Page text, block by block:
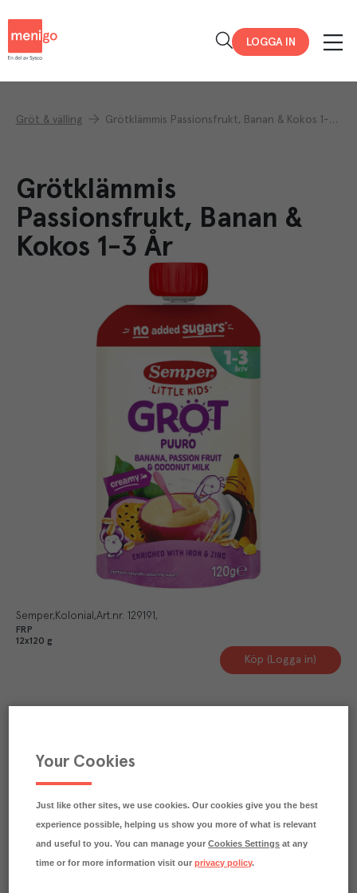
LOGGA IN
Gröt & välling Grötklämmis Passionsfrukt, Banan & Kokos 1-3 År
Grötklämmis
Passionsfrukt, Banan &
Kokos 1-3 År
Semper Kolonial Art.nr. 129191
FRP
12x120 g
Köp (Logga in)
Beskrivning
Your Cookies
Just like other sites, we use cookies. Our cookies give you the best
experience possible, helping us show you more of what is relevant
and useful to you. You can manage yourCookies Settings at any
time or for more information visit ourprivacy policy.